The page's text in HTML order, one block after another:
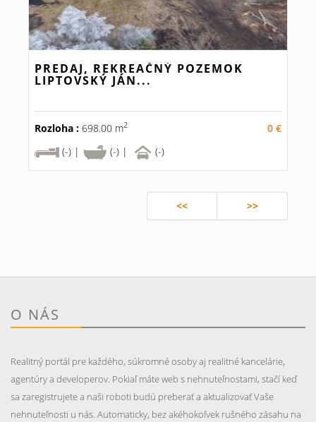
PREDAJ, REKREAČNÝ POZEMOK
LIPTOVSKÝ JÁN...
Rozloha : 698.00 m2
0 €
(-) |
(-) | (-)
<< >>
O NÁS
Realitný portál pre každého, súkromné osoby aj realitné kancelárie,
agentúry a developerov. Pokiaľ máte web s nehnuteľnostami, stačí keď
sa zaregistrujete a naši roboti budú preberať a aktualizovať Vaše
nehnuteľnosti u nás. Automaticky, bez akéhokoľvek rušného zásahu na